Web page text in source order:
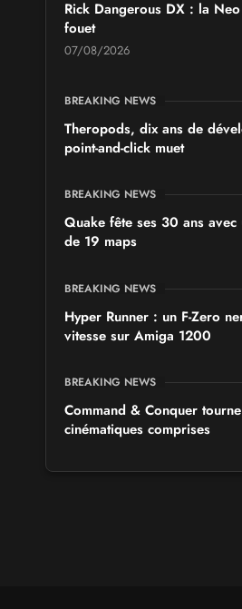
SALONS & CONVENTIONS GEEKS
Japan Manga Wave Colmar
Rick Dangerous DX : la
fouet
07/08/2026
BREAKING NEWS
Theropods, dix ans de
point-and-click muet
BREAKING NEWS
Quake fête ses 30 ans
de 19 maps
BREAKING NEWS
Hyper Runner : un F-Zero
vitesse sur Amiga 1200
BREAKING NEWS
Command & Conquer
cinématiques comprises